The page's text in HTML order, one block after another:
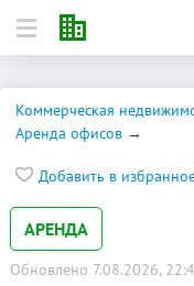
Коммерческая
Аренда офисов
Добавить в
АРЕНДА
Обновлено 7.08.2026,